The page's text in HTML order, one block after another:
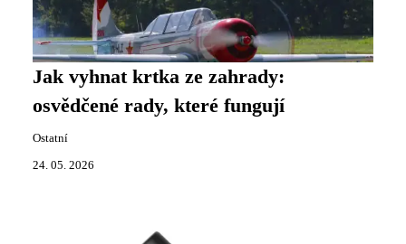
Jak vyhnat krtka ze zahrady:
osvědčené rady, které fungují
Ostatní
24. 05. 2026